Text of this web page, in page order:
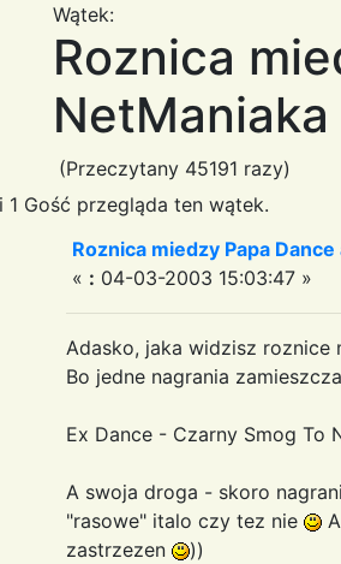
Wątek:
Roznica
NetManiaka
(Przeczytany 45191 razy)
Gość przegląda ten wątek.
Roznica miedzy Papa
« : 04-03-2003 15:03:47 »
Adasko, jaka widzisz roznice
Bo jedne nagrania
Ex Dance - Czarny Smog To
A swoja droga - skoro
"rasowe" italo czy tez nie
zastrzezen
))